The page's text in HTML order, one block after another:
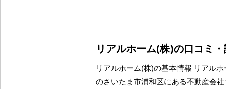
リアルホーム(株)の口コミ
リアルホーム(株)の基本情報 リアル
のさいたま市浦和区にある不動産会